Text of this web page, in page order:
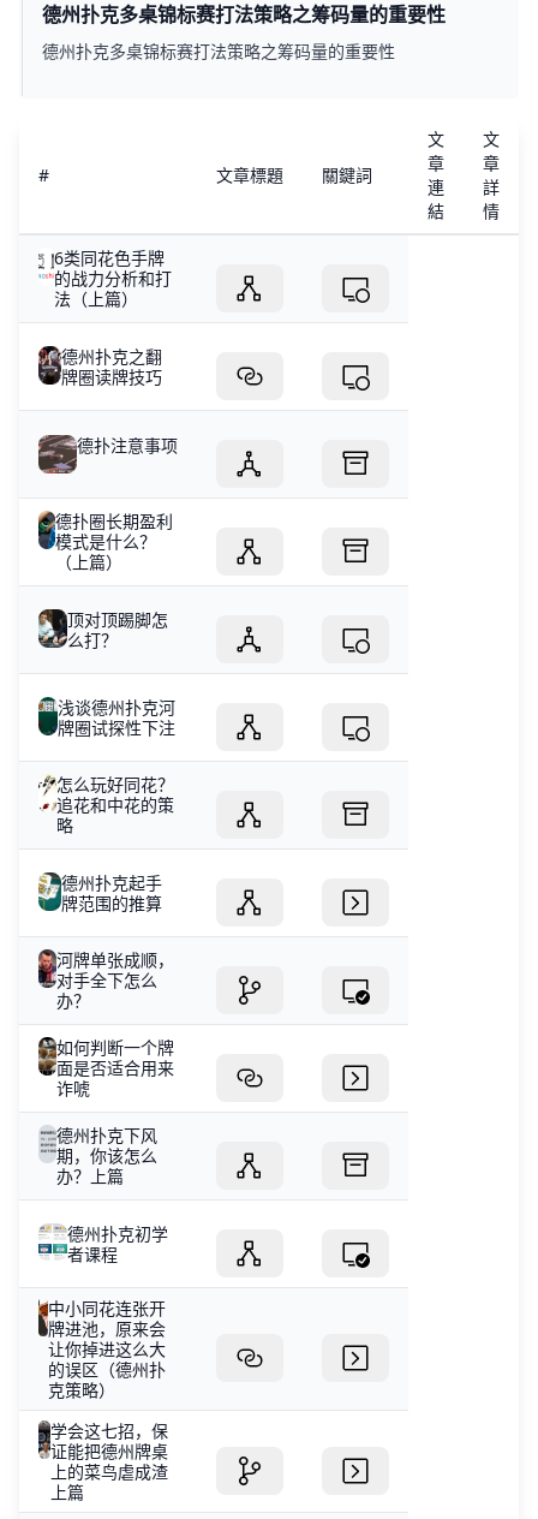
德州扑克多桌锦标赛打法策略之筹码量的重要性
德州扑克多桌锦标赛打法策略之筹码量的重要性
# 文章標題 關鍵詞
文
章
連
結
文
章
詳
情
6类同花色手牌
的战力分析和打
法（上篇）
德州扑克之翻
牌圈读牌技巧
德扑注意事项
德扑圈长期盈利
模式是什么？
（上篇）
顶对顶踢脚怎
么打？
浅谈德州扑克河
牌圈试探性下注
怎么玩好同花？
追花和中花的策
略
德州扑克起手
牌范围的推算
河牌单张成顺，
对手全下怎么
办？
如何判断一个牌
面是否适合用来
诈唬
德州扑克下风
期，你该怎么
办？上篇
德州扑克初学
者课程
中小同花连张开
牌进池，原来会
让你掉进这么大
的误区（德州扑
克策略）
学会这七招，保
证能把德州牌桌
上的菜鸟虐成渣
上篇